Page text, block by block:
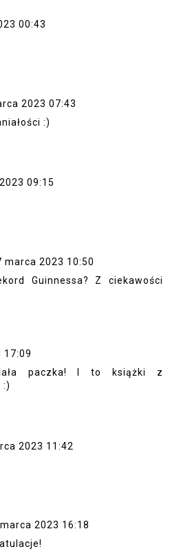
00:43
2023 07:43
:)
09:15
marca 2023 10:50
Guinnessa? Z ciekawości
17:09
paczka! I to książki z
:)
2023 11:42
2023 16:18